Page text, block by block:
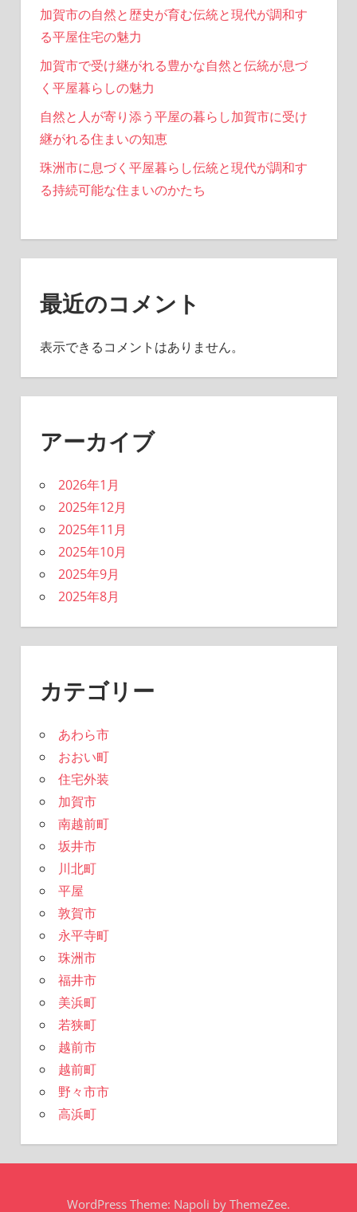
加賀市の自然と歴史が育む伝統と現代が調和す
る平屋住宅の魅力
加賀市で受け継がれる豊かな自然と伝統が息づ
く平屋暮らしの魅力
自然と人が寄り添う平屋の暮らし加賀市に受け
継がれる住まいの知恵
珠洲市に息づく平屋暮らし伝統と現代が調和す
る持続可能な住まいのかたち
最近のコメント
表示できるコメントはありません。
アーカイブ
2026年1月
2025年12月
2025年11月
2025年10月
2025年9月
2025年8月
カテゴリー
あわら市
おおい町
住宅外装
加賀市
南越前町
坂井市
川北町
平屋
敦賀市
永平寺町
珠洲市
福井市
美浜町
若狭町
越前市
越前町
野々市市
高浜町
WordPress Theme: Napoli by ThemeZee.